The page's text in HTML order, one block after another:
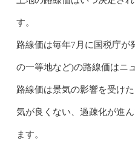
す。
路線価は毎年7月に国税庁が
の一等地など)の路線価はニ
路線価は景気の影響を受け
気が良くない、過疎化が進
ます。